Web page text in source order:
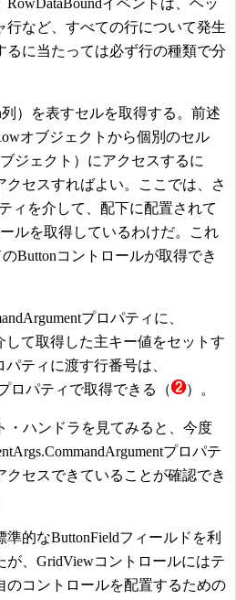
イベントは、ヘッ
行など、すべての行について発生
るに当たっては必ず行の種類で分
）を表すセルを取得する。前述
オブジェクトから個別のセル
ブジェクト）にアクセスするに
クセスすればよい。ここでは、さ
ィを介して、配下に配置されて
ルを取得しているわけだ。これ
Buttonコントロールが取得でき
プロパティに、
して取得した主キー値をセットす
パティに渡す行番号は、
ロパティで取得できる（
）。
・ハンドラを見てみると、今度
プロパテ
クセスできていることが確認でき
的なButtonFieldフィールドを利
が、GridViewコントロールにはテ
のコントロールを配置するための